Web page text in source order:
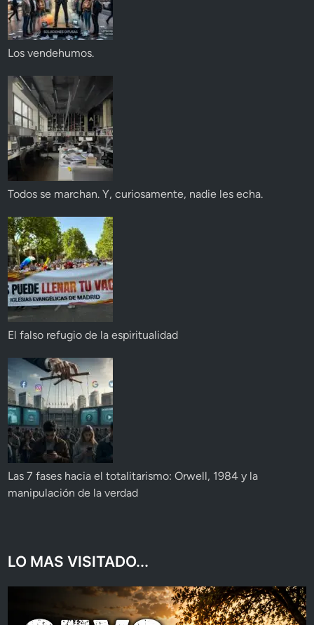
Los vendehumos.
Todos se marchan. Y, curiosamente, nadie les echa.
El falso refugio de la espiritualidad
Las 7 fases hacia el totalitarismo: Orwell, 1984 y la
manipulación de la verdad
LO MAS VISITADO...